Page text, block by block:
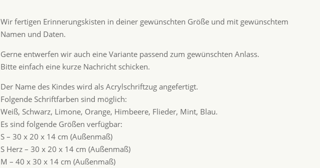
Wir fertigen Erinnerungskisten in deiner gewünschten Größe und mit gewünschtem
Namen und Daten.
Gerne entwerfen wir auch eine Variante passend zum gewünschten Anlass.
Bitte einfach eine kurze Nachricht schicken.
Der Name des Kindes wird als Acrylschriftzug angefertigt.
Folgende Schriftfarben sind möglich:
Weiß, Schwarz, Limone, Orange, Himbeere, Flieder, Mint, Blau.
Es sind folgende Größen verfügbar:
S – 30 x 20 x 14 cm (Außenmaß)
S Herz – 30 x 20 x 14 cm (Außenmaß)
M – 40 x 30 x 14 cm (Außenmaß)